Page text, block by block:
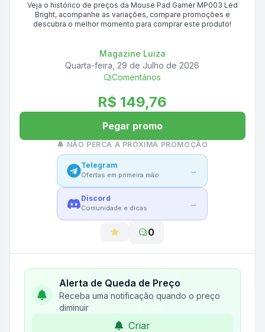
Veja o histórico de preços da Mouse Pad Gamer MP003 Led
Bright, acompanhe as variações, compare promoções e
descubra o melhor momento para comprar este produto!
Magazine Luiza
Quarta-feira, 29 de Julho de 2026
Comentários
R$ 149,76
Pegar promo
🔔 NÃO PERCA A PRÓXIMA PROMOÇÃO
Telegram
Ofertas em primeira mão →
Discord
Comunidade e dicas →
0
Alerta de Queda de Preço
Receba uma notificação quando o preço
diminuir
Criar